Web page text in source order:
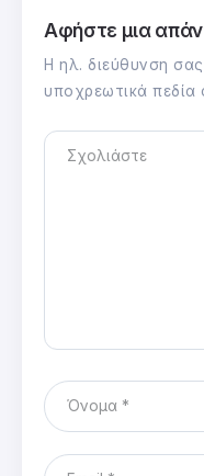
Αφήστε μια
Η ηλ. διεύθυνση
υποχρεωτικά πεδία